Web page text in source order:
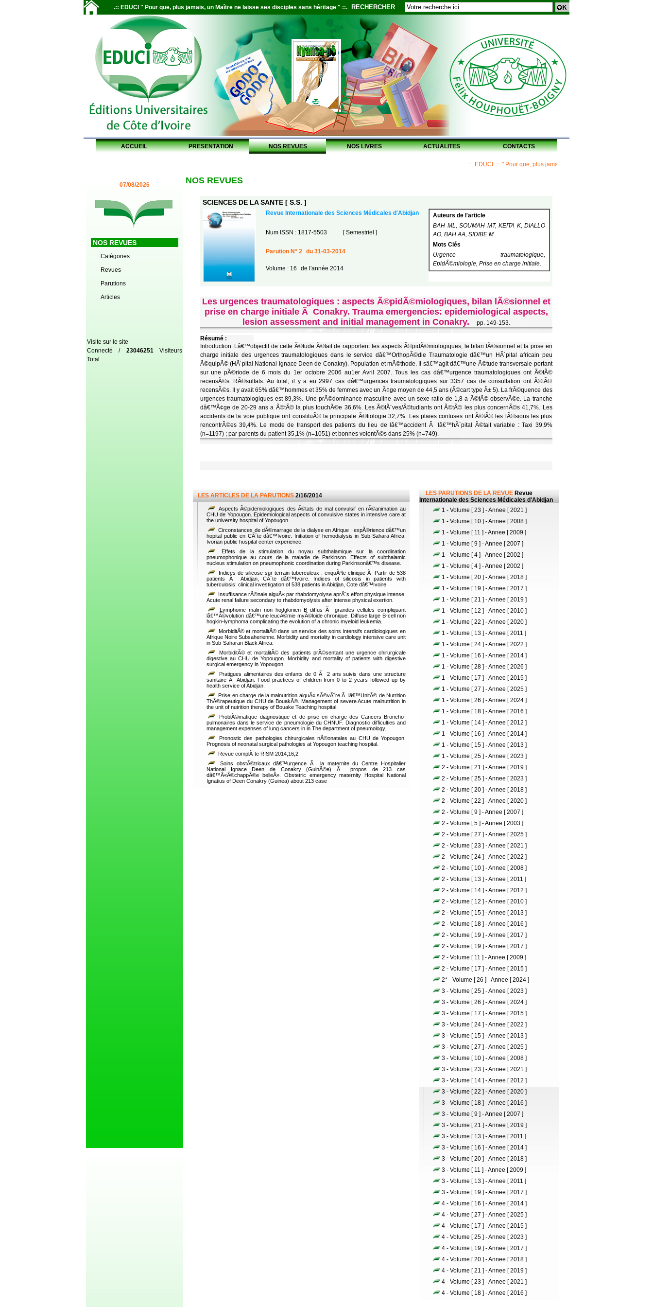
.:: EDUCI " Pour que, plus jamais, un Maître ne laisse ses disciples sans héritage " ::. RECHERCHER
ACCUEIL PRESENTATION NOS REVUES NOS LIVRES ACTUALITES CONTACTS
.::. EDUCI .::. " Pour que, plus jamais, un Maître ne laisse ses disciples
07/08/2026
NOS REVUES
Catégories
Revues
Parutions
Articles
Visite sur le site
Connecté / 23046251Visiteurs
Total
NOS REVUES
SCIENCES DE LA SANTE [ S.S. ]
Revue Internationale des Sciences Médicales d'Abidjan
Auteurs de l'article
BAH ML, SOUMAH MT, KEITA K, DIALLO
AO, BAH AA, SIDIBE M.
Mots Clés
Urgence traumatologique,
EpidÃ©miologie, Prise en charge initiale.
Num ISSN : 1817-5503 [ Semestriel ]
Parution N° 2 du 31-03-2014
Volume : 16 de l'année 2014
Les urgences traumatologiques : aspects Ã©pidÃ©miologiques, bilan lÃ©sionnel et
prise en charge initiale Ã Conakry. Trauma emergencies: epidemiological aspects,
lesion assessment and initial management in Conakry.
pp. 149-153.
Résumé :
Introduction. Lâ€™objectif de cette Ã©tude Ã©tait de rapportent les aspects Ã©pidÃ©miologiques, le bilan lÃ©sionnel et la prise en
charge initiale des urgences traumatologiques dans le service dâ€™OrthopÃ©die Traumatologie dâ€™un HÃ´pital africain peu
Ã©quipÃ© (HÃ´pital National Ignace Deen de Conakry). Population et mÃ©thode. Il sâ€™agit dâ€™une Ã©tude transversale portant
sur une pÃ©riode de 6 mois du 1er octobre 2006 au1er Avril 2007. Tous les cas dâ€™urgence traumatologiques ont Ã©tÃ©
recensÃ©s. RÃ©sultats. Au total, il y a eu 2997 cas dâ€™urgences traumatologiques sur 3357 cas de consultation ont Ã©tÃ©
recensÃ©s. Il y avait 65% dâ€™hommes et 35% de femmes avec un Ã¢ge moyen de 44,5 ans (Ã©cart type Â± 5). La frÃ©quence des
urgences traumatologiques est 89,3%. Une prÃ©dominance masculine avec un sexe ratio de 1,8 a Ã©tÃ© observÃ©e. La tranche
dâ€™Ã¢ge de 20-29 ans a Ã©tÃ© la plus touchÃ©e 36,6%. Les Ã©lÃ¨ves/Ã©tudiants ont Ã©tÃ© les plus concernÃ©s 41,7%. Les
accidents de la voie publique ont constituÃ© la principale Ã©tiologie 32,7%. Les plaies contuses ont Ã©tÃ© les lÃ©sions les plus
rencontrÃ©es 39,4%. Le mode de transport des patients du lieu de lâ€™accident Ã lâ€™hÃ´pital Ã©tait variable : Taxi 39,9%
(n=1197) ; par parents du patient 35,1% (n=1051) et bonnes volontÃ©s dans 25% (n=749).
LES ARTICLES DE LA PARUTIONS 2/16/2014
Aspects Ã©pidemiologiques des Ã©tats de mal convulsif en rÃ©animation au
CHU de Yopougon. Epidemiological aspects of convulsive states in intensive care at
the university hospital of Yopougon.
Circonstances de dÃ©marrage de la dialyse en Afrique : expÃ©rience dâ€™un
hopital public en CÃ´te dâ€™Ivoire. Initiation of hemodialysis in Sub-Sahara Africa.
Ivorian public hospital center experience.
Effets de la stimulation du noyau subthalamique sur la coordination
pneumophonique au cours de la maladie de Parkinson. Effects of subthalamic
nucleus stimulation on pneumophonic coordination during Parkinsonâ€™s disease.
Indices de silicose sur terrain tuberculeux : enquÃªte clinique Ã Partir de 538
patients Ã Abidjan, CÃ´te dâ€™Ivoire. Indices of silicosis in patients with
tuberculosis: clinical investigation of 538 patients in Abidjan, Cote dâ€™Ivoire
Insuffisance rÃ©nale aiguÃ« par rhabdomyolyse aprÃ¨s effort physique intense.
Acute renal failure secondary to rhabdomyolysis after intense physical exertion.
Lymphome malin non hodgkinien B diffus Ã grandes cellules compliquant
lâ€™Ã©volution dâ€™une leucÃ©mie myÃ©loide chronique. Diffuse large B-cell non
hogkin-lymphoma complicating the evolution of a chronic myeloid leukemia.
MorbiditÃ© et mortalitÃ© dans un service des soins intensifs cardiologiques en
Afrique Noire Subsaherienne. Morbidity and mortality in cardiology intensive care unit
in Sub-Saharan Black Africa.
MorbiditÃ© et mortalitÃ© des patients prÃ©sentant une urgence chirurgicale
digestive au CHU de Yopougon. Morbidity and mortality of patients with digestive
surgical emergency in Yopougon
Pratiques alimentaires des enfants de 0 Ã 2 ans suivis dans une structure
sanitaire Ã Abidjan. Food practices of children from 0 to 2 years followed up by
health service of Abidjan.
Prise en charge de la malnutrition aiguÃ« sÃ©vÃ¨re Ã lâ€™UnitÃ© de Nutrition
ThÃ©rapeutique du CHU de BouakÃ©. Management of severe Acute malnutrition in
the unit of nutrition therapy of Bouake Teaching hospital.
ProblÃ©matique diagnostique et de prise en charge des Cancers Broncho-
pulmonaires dans le service de pneumologie du CHNUF. Diagnostic difficulties and
management expenses of lung cancers in in The department of pneumology.
Pronostic des pathologies chirurgicales nÃ©onatales au CHU de Yopougon.
Prognosis of neonatal surgical pathologies at Yopougon teaching hospital.
Revue complÃ¨te RISM 2014;16,2
Soins obstÃ©tricaux dâ€™urgence Ã la maternite du Centre Hospitalier
National Ignace Deen de Conakry (GuinÃ©e) Ã propos de 213 cas
dâ€™Â«Ã©chappÃ©e belleÂ». Obstetric emergency maternity Hospital National
Ignatius of Deen Conakry (Guinea) about 213 case
LES PARUTIONS DE LA REVUE Revue
Internationale des Sciences Médicales d'Abidjan
1 - Volume [ 23 ] - Annee [ 2021 ]
1 - Volume [ 10 ] - Annee [ 2008 ]
1 - Volume [ 11 ] - Annee [ 2009 ]
1 - Volume [ 9 ] - Annee [ 2007 ]
1 - Volume [ 4 ] - Annee [ 2002 ]
1 - Volume [ 4 ] - Annee [ 2002 ]
1 - Volume [ 20 ] - Annee [ 2018 ]
1 - Volume [ 19 ] - Annee [ 2017 ]
1 - Volume [ 21 ] - Annee [ 2019 ]
1 - Volume [ 12 ] - Annee [ 2010 ]
1 - Volume [ 22 ] - Annee [ 2020 ]
1 - Volume [ 13 ] - Annee [ 2011 ]
1 - Volume [ 24 ] - Annee [ 2022 ]
1 - Volume [ 16 ] - Annee [ 2014 ]
1 - Volume [ 28 ] - Annee [ 2026 ]
1 - Volume [ 17 ] - Annee [ 2015 ]
1 - Volume [ 27 ] - Annee [ 2025 ]
1 - Volume [ 26 ] - Annee [ 2024 ]
1 - Volume [ 18 ] - Annee [ 2016 ]
1 - Volume [ 14 ] - Annee [ 2012 ]
1 - Volume [ 16 ] - Annee [ 2014 ]
1 - Volume [ 15 ] - Annee [ 2013 ]
1 - Volume [ 25 ] - Annee [ 2023 ]
2 - Volume [ 21 ] - Annee [ 2019 ]
2 - Volume [ 25 ] - Annee [ 2023 ]
2 - Volume [ 20 ] - Annee [ 2018 ]
2 - Volume [ 22 ] - Annee [ 2020 ]
2 - Volume [ 9 ] - Annee [ 2007 ]
2 - Volume [ 5 ] - Annee [ 2003 ]
2 - Volume [ 27 ] - Annee [ 2025 ]
2 - Volume [ 23 ] - Annee [ 2021 ]
2 - Volume [ 24 ] - Annee [ 2022 ]
2 - Volume [ 10 ] - Annee [ 2008 ]
2 - Volume [ 13 ] - Annee [ 2011 ]
2 - Volume [ 14 ] - Annee [ 2012 ]
2 - Volume [ 12 ] - Annee [ 2010 ]
2 - Volume [ 15 ] - Annee [ 2013 ]
2 - Volume [ 18 ] - Annee [ 2016 ]
2 - Volume [ 19 ] - Annee [ 2017 ]
2 - Volume [ 19 ] - Annee [ 2017 ]
2 - Volume [ 11 ] - Annee [ 2009 ]
2 - Volume [ 17 ] - Annee [ 2015 ]
2* - Volume [ 26 ] - Annee [ 2024 ]
3 - Volume [ 25 ] - Annee [ 2023 ]
3 - Volume [ 26 ] - Annee [ 2024 ]
3 - Volume [ 17 ] - Annee [ 2015 ]
3 - Volume [ 24 ] - Annee [ 2022 ]
3 - Volume [ 15 ] - Annee [ 2013 ]
3 - Volume [ 27 ] - Annee [ 2025 ]
3 - Volume [ 10 ] - Annee [ 2008 ]
3 - Volume [ 23 ] - Annee [ 2021 ]
3 - Volume [ 14 ] - Annee [ 2012 ]
3 - Volume [ 22 ] - Annee [ 2020 ]
3 - Volume [ 18 ] - Annee [ 2016 ]
3 - Volume [ 9 ] - Annee [ 2007 ]
3 - Volume [ 21 ] - Annee [ 2019 ]
3 - Volume [ 13 ] - Annee [ 2011 ]
3 - Volume [ 16 ] - Annee [ 2014 ]
3 - Volume [ 20 ] - Annee [ 2018 ]
3 - Volume [ 11 ] - Annee [ 2009 ]
3 - Volume [ 13 ] - Annee [ 2011 ]
3 - Volume [ 19 ] - Annee [ 2017 ]
4 - Volume [ 16 ] - Annee [ 2014 ]
4 - Volume [ 27 ] - Annee [ 2025 ]
4 - Volume [ 17 ] - Annee [ 2015 ]
4 - Volume [ 25 ] - Annee [ 2023 ]
4 - Volume [ 19 ] - Annee [ 2017 ]
4 - Volume [ 20 ] - Annee [ 2018 ]
4 - Volume [ 21 ] - Annee [ 2019 ]
4 - Volume [ 23 ] - Annee [ 2021 ]
4 - Volume [ 18 ] - Annee [ 2016 ]